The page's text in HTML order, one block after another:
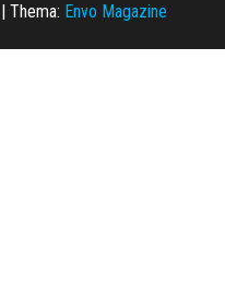
| Thema: Envo Magazine